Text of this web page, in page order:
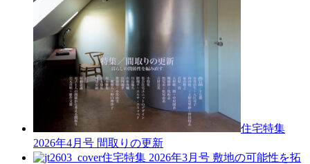
住宅特集
2026年4月号 間取りの更新
住宅特集 2026年3月号 敷地の可能性を拓